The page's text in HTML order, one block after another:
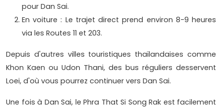
pour Dan Sai.
En voiture : Le trajet direct prend environ 8-9 heures
via les Routes 11 et 203.
Depuis d'autres villes touristiques thaïlandaises comme
Khon Kaen ou Udon Thani, des bus réguliers desservent
Loei, d'où vous pourrez continuer vers Dan Sai.
Une fois à Dan Sai, le Phra That Si Song Rak est facilement